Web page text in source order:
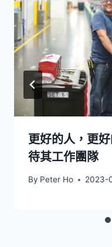
更好的人，更
待其工作團隊
By Peter Ho 2023-